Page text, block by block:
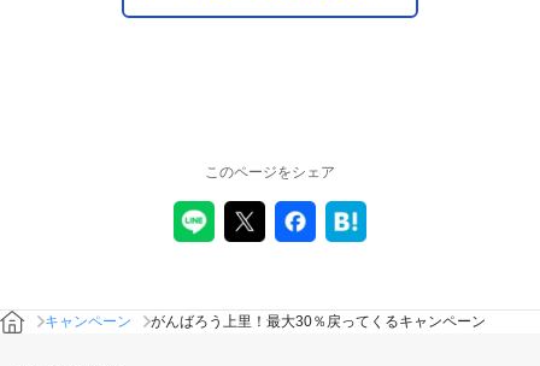
るPayPayボーナスの額が最大となるものが適用されま
複適用されることはありません。
本キャンペーンが適用される場合に、PayPay株式会社が
てのPayPayボーナスの付与率は、合計で支払額の66.5％
このページをシェア
キャンペーン がんばろう上里！最大30％戻ってくるキャンペーン